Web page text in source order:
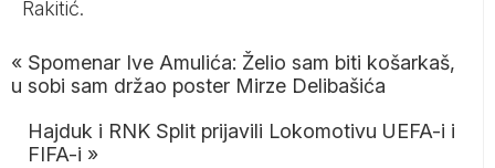
Rakitić.
« Spomenar Ive Amulića: Želio sam biti košarkaš,
u sobi sam držao poster Mirze Delibašića
Hajduk i RNK Split prijavili Lokomotivu UEFA-i i
FIFA-i »